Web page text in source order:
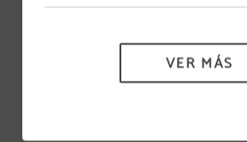
Política de cookies
VER MÁS